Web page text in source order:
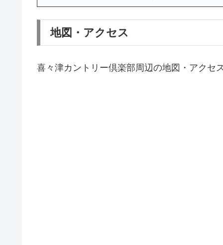
地図・アクセス
喜々津カントリー倶楽部周辺の地図・アクセ